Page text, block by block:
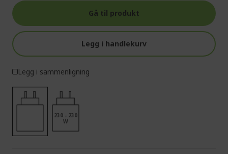
Gå til produkt
Legg i handlekurv
Legg i sammenligning
230 - 230
W